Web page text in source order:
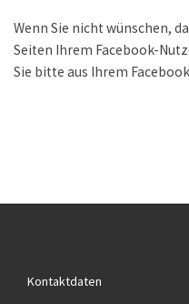
Wenn Sie nicht wünschen,
Seiten Ihrem Facebook-
Sie bitte aus Ihrem
Kontaktdaten